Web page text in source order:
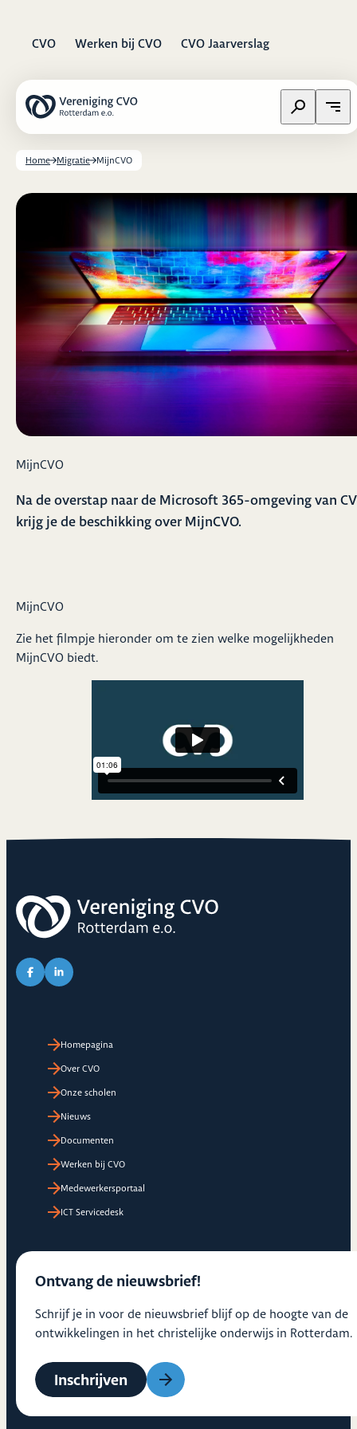
CVO Werken bij CVO CVO Jaarverslag
Zoeken op
Home Migratie MijnCVO
MijnCVO
Na de overstap naar de Microsoft 365-omgeving van
krijg je de beschikking over MijnCVO.
MijnCVO
Zie het filmpje hieronder om te zien welke mogelijkheden
MijnCVO biedt.
Link naar Facebook pagina van CVO
Link naar LinkedIn pagina van CVO
Homepagina
Over CVO
Onze scholen
Nieuws
Documenten
Werken bij CVO
Medewerkersportaal
ICT Servicedesk
Ontvang de nieuwsbrief!
Schrijf je in voor de nieuwsbrief blijf op de hoogte van de
ontwikkelingen in het christelijke onderwijs in Rotterdam.
Inschrijven